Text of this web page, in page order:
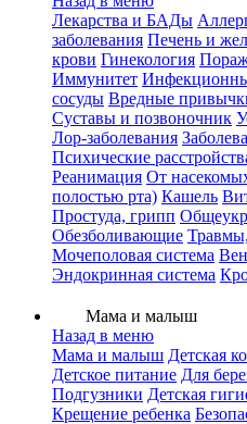
Лекарства и БАДы
заболевания Печень и
крови Гинекология
Иммунитет
сосуды Вредные
Суставы и позвоночник
Лор-заболевания
Психические
Реанимация От
полостью рта) Кашель
Простуда, грипп
Обезболивающие
Мочеполовая система
Эндокринная система
Мама и малыш
Назад в меню
Мама и малыш Детская
Детское питание Для
Подгузники Детская
Крещение ребенка